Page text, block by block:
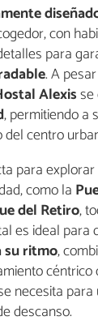
con
para
. A
Alexis
, permitiendo a
centro
para
como la
del Retiro,
es ideal para
su ritmo,
céntrico
necesita
descanso.